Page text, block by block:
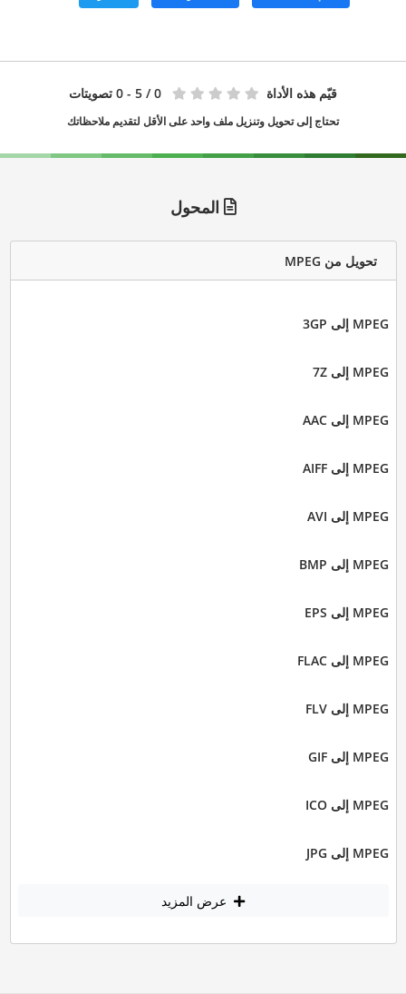
قيّم هذه الأداة 0 / 5 - 0 تصويتات
تحتاج إلى تحويل وتنزيل ملف واحد على الأقل لتقديم ملاحظاتك
المحول
تحويل من MPEG
MPEG إلى 3GP
MPEG إلى 7Z
MPEG إلى AAC
MPEG إلى AIFF
MPEG إلى AVI
MPEG إلى BMP
MPEG إلى EPS
MPEG إلى FLAC
MPEG إلى FLV
MPEG إلى GIF
MPEG إلى ICO
MPEG إلى JPG
عرض المزيد